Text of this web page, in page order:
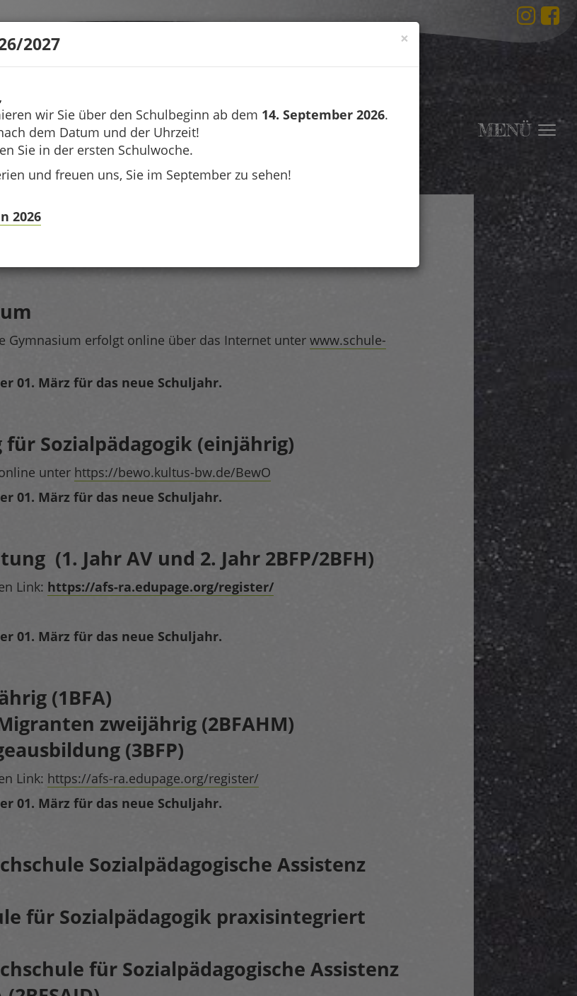
MENÜ
Gymnasium erfolgt online über das Internet unter www.schule-
01. März für das neue Schuljahr.
für Sozialpädagogik (einjährig)
unter https://bewo.kultus-bw.de/BewO
01. März für das neue Schuljahr.
(1. Jahr AV und 2. Jahr 2BFP/2BFH)
Link: https://afs-ra.edupage.org/register/
01. März für das neue Schuljahr.
(1BFA)
zweijährig (2BFAHM)
(3BFP)
Link: https://afs-ra.edupage.org/register/
01. März für das neue Schuljahr.
Sozialpädagogische Assistenz
für Sozialpädagogik praxisintegriert
für Sozialpädagogische Assistenz
×
2027
wir Sie über den Schulbeginn ab dem 14. September 2026.
dem Datum und der Uhrzeit!
Sie in der ersten Schulwoche.
und freuen uns, Sie im September zu sehen!
2026